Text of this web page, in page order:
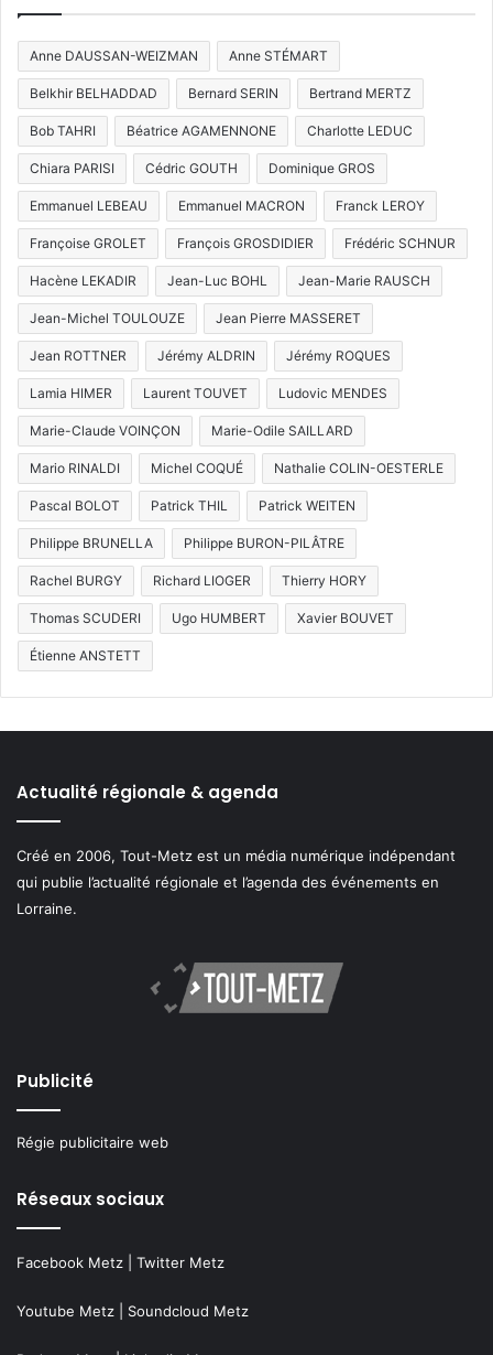
Anne DAUSSAN-WEIZMAN Anne STÉMART
Belkhir BELHADDAD Bernard SERIN Bertrand MERTZ
Bob TAHRI Béatrice AGAMENNONE Charlotte LEDUC
Chiara PARISI Cédric GOUTH Dominique GROS
Emmanuel LEBEAU Emmanuel MACRON Franck LEROY
Françoise GROLET François GROSDIDIER Frédéric SCHNUR
Hacène LEKADIR Jean-Luc BOHL Jean-Marie RAUSCH
Jean-Michel TOULOUZE Jean Pierre MASSERET
Jean ROTTNER Jérémy ALDRIN Jérémy ROQUES
Lamia HIMER Laurent TOUVET Ludovic MENDES
Marie-Claude VOINÇON Marie-Odile SAILLARD
Mario RINALDI Michel COQUÉ Nathalie COLIN-OESTERLE
Pascal BOLOT Patrick THIL Patrick WEITEN
Philippe BRUNELLA Philippe BURON-PILÂTRE
Rachel BURGY Richard LIOGER Thierry HORY
Thomas SCUDERI Ugo HUMBERT Xavier BOUVET
Étienne ANSTETT
Actualité régionale & agenda
Créé en 2006, Tout-Metz est un média numérique indépendant
qui publie l’actualité régionale et l’agenda des événements en
Lorraine.
Publicité
Régie publicitaire web
Réseaux sociaux
Facebook Metz Twitter Metz
Youtube Metz Soundcloud Metz